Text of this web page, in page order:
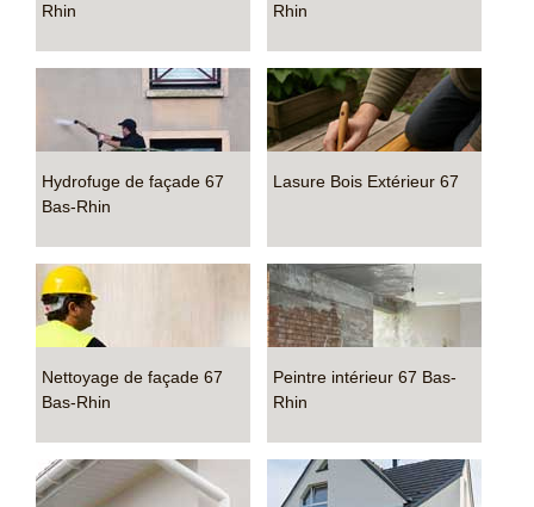
Rhin
Rhin
Hydrofuge de façade 67
Bas-Rhin
Lasure Bois Extérieur 67
Nettoyage de façade 67
Bas-Rhin
Peintre intérieur 67 Bas-
Rhin